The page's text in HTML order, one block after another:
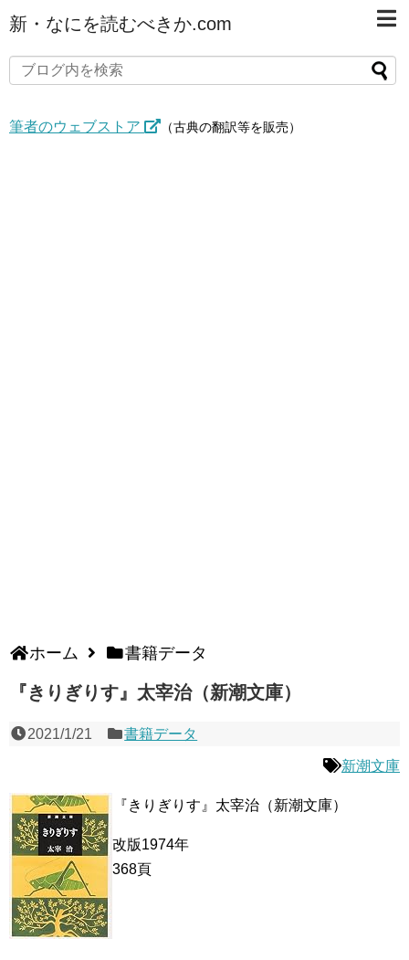
新・なにを読むべきか.com
筆者のウェブストア （古典の翻訳等を販売）
ホーム 書籍データ
『きりぎりす』太宰治（新潮文庫）
2021/1/21 書籍データ
新潮文庫
『きりぎりす』太宰治（新潮文庫）
改版1974年
368頁